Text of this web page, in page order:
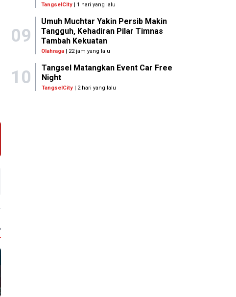
TangselCity | 1 hari yang lalu
09
Umuh Muchtar Yakin Persib Makin
Tangguh, Kehadiran Pilar Timnas
Tambah Kekuatan
Olahraga | 22 jam yang lalu
10
Tangsel Matangkan Event Car Free
Night
TangselCity| 2 hari yang lalu